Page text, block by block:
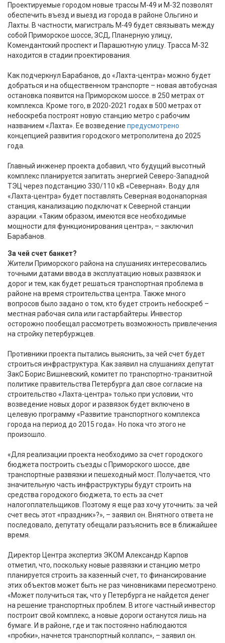
Проектируемые городом новые трассы М-49 и М-32 позволят
обеспечить въезд и выезд из города в районе Ольгино и
Лахты. В частности, магистраль М-49 будет связывать между
собой Приморское шоссе, ЗСД, Планерную улицу,
Комендантский проспект и Парашютную улицу. Трасса М-32
находится в стадии проектирования.
Как подчеркнул Барабанов, до «Лахта-центра» можно будет
добраться и на общественном транспорте – новая автобусная
остановка появится на Приморском шоссе. в 250 метрах от
комплекса. Кроме того, в 2020-2021 годах в 500 метрах от
небоскреба построят новую станцию метро с рабочим
названием «Лахта». Ее возведение предусмотрено
концепцией развития городского метрополитена до 2025
года.
Главный инженер проекта добавил, что будущий высотный
комплекс планируется запитать энергией Северо-Западной
ТЭЦ через подстанцию 330/110 кВ «Северная». Воду для
«Лахта-центра» будет поставлять Северная водонапорная
станция, канализацию подключат к Северной станции
аэрации. «Таким образом, имеются все необходимые
мощности для функционирования центра», – заключил
Барабанов.
За чей счет банкет?
Жители Приморского района на слушаниях интересовались
точными датами ввода в эксплуатацию новых развязок и
дорог и тем, как будет решаться транспортная проблема в
районе на время строительства центра. Также много
вопросов было задано о том, кто будет строить небоскреб –
местная рабочая сила или гастарбайтеры. Инвестор
осторожно пообещал рассмотреть возможность привлечения
на стройку петербуржцев.
Противники проекта пытались выяснить, за чей счет будет
строиться инфраструктура. Как заявил на слушаниях депутат
ЗакС Борис Вишневский, комитет по транспортно-транзитной
политике правительства Петербурга дал свое согласие на
строительство «Лахта-центра» только при условии, что
возведение новых дорог и развязок будет включено в
целевую программу «Развитие транспортного комплекса
города на период до 2015 года». Но пока что этого не
произошло.
«Для реализации проекта необходимо за счет городского
бюджета построить съезды с Приморского шоссе, две
транспортные развязки и пешеходный мост. Получается, что
значительную часть инфраструктуры будут строить на
средства городского бюджета, то есть за счет
налогоплательщиков. Поэтому я еще раз хочу уточнить: за чей
счет весь этот «праздник»?», – заявил он. Внятного ответа не
последовало, депутату обещали разъяснить все в ближайшее
время.
Директор Центра экспертиз ЭКОМ Александр Карпов
отметил, что, поскольку новые развязки и станцию метро
планируется строить за казенный счет, то финансирование
этих объектов может быть не раз чиновниками пересмотрено.
«Может получиться так, что у Петербурга не найдется денег
на решение транспортных проблем. В итоге частный инвестор
построит свой комплекс, а новые дороги останутся лишь на
бумаге. И в районе, где и так постоянно наблюдаются
«пробки», начнется транспортный коллапс», – заявил он.